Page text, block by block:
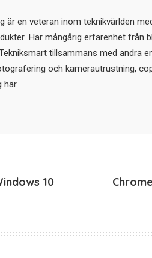
är en veteran inom teknikvärlden
Har mångårig erfarenhet från
tillsammans med andra
och kamerautrustning,
här.
10